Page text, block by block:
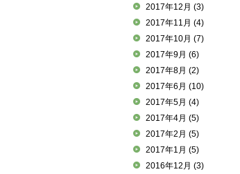
2017年12月 (3)
2017年11月 (4)
2017年10月 (7)
2017年9月 (6)
2017年8月 (2)
2017年6月 (10)
2017年5月 (4)
2017年4月 (5)
2017年2月 (5)
2017年1月 (5)
2016年12月 (3)